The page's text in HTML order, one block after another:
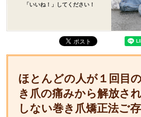
「いいね！」してください！
ほとんどの人が１回目
き爪の痛みから解放さ
しない巻き爪矯正法ご